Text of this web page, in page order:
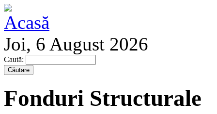
Joi, 6 August 2026
Caută:
Fonduri Structurale